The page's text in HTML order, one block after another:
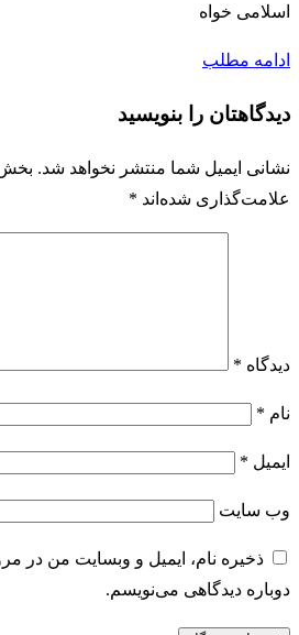
اسلامی خواه
ادامه مطلب
دیدگاهتان را بنویسید
نشانی ایمیل شما منتشر نخواهد شد.
علامت‌گذاری شده‌اند *
دیدگاه *
نام *
ایمیل *
وب‌ سایت
ذخیره نام، ایمیل و وبسایت من در
دوباره دیدگاهی می‌نویسم.